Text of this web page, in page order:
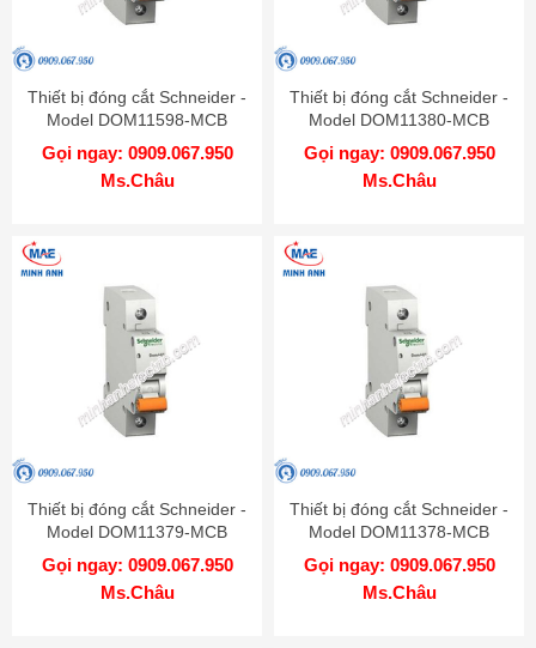
Thiết bị đóng cắt Schneider -
Model DOM11598-MCB
Gọi ngay: 0909.067.950
Ms.Châu
Thiết bị đóng cắt Schneider -
Model DOM11380-MCB
Gọi ngay: 0909.067.950
Ms.Châu
Thiết bị đóng cắt Schneider -
Model DOM11379-MCB
Gọi ngay: 0909.067.950
Ms.Châu
Thiết bị đóng cắt Schneider -
Model DOM11378-MCB
Gọi ngay: 0909.067.950
Ms.Châu